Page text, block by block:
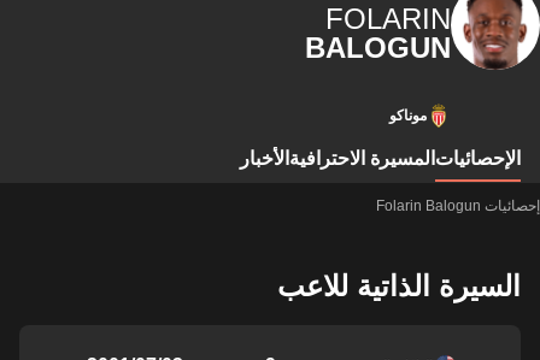
FOLARIN
BALOGUN
موناكو
الإحصائيات المسيرة الاحترافية الأخبار
إحصائيات Folarin Balogun
السيرة الذاتية للاعب